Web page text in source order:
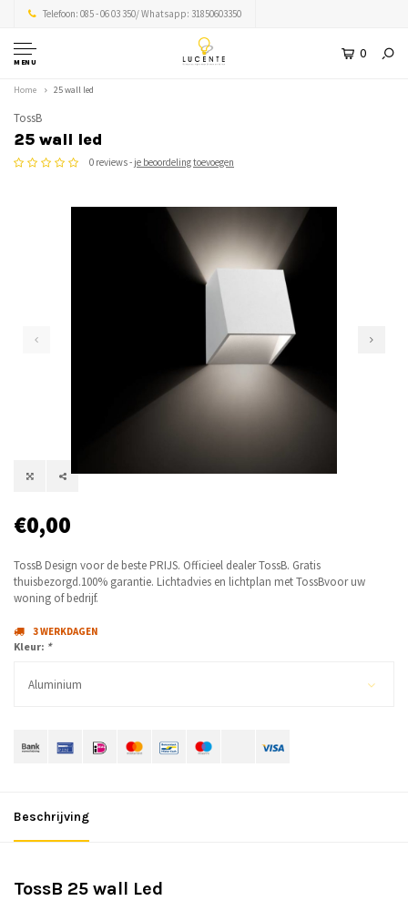
Telefoon: 085 - 06 03 350/ Whatsapp: 31850603350
MENU
0
Home 25 wall led
TossB
25 wall led
0 reviews - je beoordeling toevoegen
€0,00
TossB Design voor de beste PRIJS. Officieel dealer TossB. Gratis
thuisbezorgd.100% garantie. Lichtadvies en lichtplan met TossBvoor uw
woning of bedrijf.
3 WERKDAGEN
Kleur: *
Aluminium
Beschrijving
TossB 25 wall Led